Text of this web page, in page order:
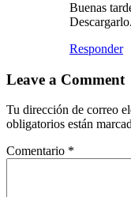
Buenas
Responder
Leave a Comment
Tu dirección de correo
obligatorios están
Comentario *